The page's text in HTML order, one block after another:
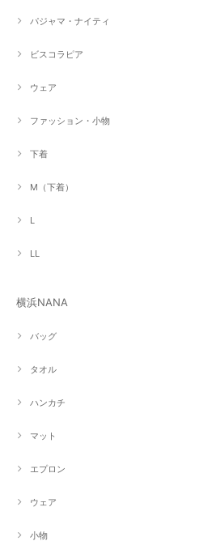
パジャマ・ナイティ
ビスコラピア
ウェア
ファッション・小物
下着
M（下着）
L
LL
横浜NANA
バッグ
タオル
ハンカチ
マット
エプロン
ウェア
小物